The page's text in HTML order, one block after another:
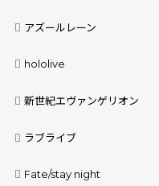
アズールレーン
hololive
新世紀エヴァンゲリオン
ラブライブ
Fate/stay night